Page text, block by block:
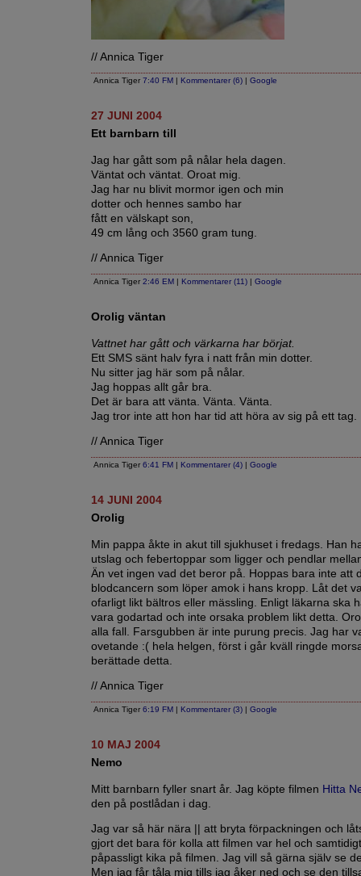
// Annica Tiger
Annica Tiger 7:40 FM | Kommentarer (6) | Google
27 JUNI 2004
Ett barnbarn till
Jag har gått som på nålar hela dagen.
Väntat och väntat. Oroat mig.
Jag har nu blivit mormor igen och min
dotter och hennes sambo har
fått en välskapt son,
49 cm lång och 3560 gram tung.
// Annica Tiger
Annica Tiger 2:46 EM | Kommentarer (11) | Google
Orolig väntan
Vattnet har gått och värkarna har börjat.
Ett SMS sänt halv fyra i natt från min dotter.
Nu sitter jag här som på nålar.
Jag hoppas allt går bra.
Det är bara att vänta. Vänta. Vänta.
Jag tror inte att hon har tid att höra av sig på ett tag.
// Annica Tiger
Annica Tiger 6:41 FM | Kommentarer (4) | Google
14 JUNI 2004
Orolig
Min pappa åkte in akut till sjukhuset i fredags. Han
utslag och febertoppar som ligger och pendlar
Än vet ingen vad det beror på. Hoppas bara inte att
blodcancern som löper amok i hans kropp. Låt det
ofarligt likt bältros eller mässling. Enligt läkarna ska
vara godartad och inte orsaka problem likt detta.
alla fall. Farsgubben är inte purung precis. Jag har
ovetande :( hela helgen, först i går kväll ringde
berättade detta.
// Annica Tiger
Annica Tiger 6:19 FM | Kommentarer (3) | Google
10 MAJ 2004
Nemo
Mitt barnbarn fyller snart år. Jag köpte filmen Hitta
den på postlådan i dag.
Jag var så här nära || att bryta förpackningen och
gjort det bara för kolla att filmen var hel och
påpassligt kika på filmen. Jag vill så gärna själv se
Men jag får tåla mig tills jag åker ned och se den